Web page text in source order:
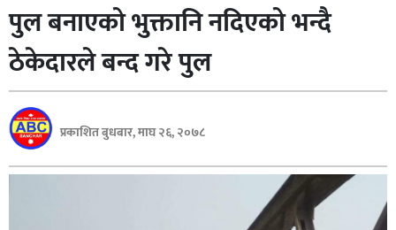
कुटनीती
अर्थ
रसरङ्ग
यौन/
स्वास्थ्य
पुल बनाएको भुक्तानि नदिएको भन्दै
ठेकेदारले बन्द गरे पुल
प्रकाशित बुधबार, माघ २६, २०७८